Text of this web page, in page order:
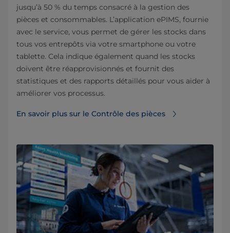
jusqu’à 50 % du temps consacré à la gestion des
pièces et consommables. L’application ePIMS, fournie
avec le service, vous permet de gérer les stocks dans
tous vos entrepôts via votre smartphone ou votre
tablette. Cela indique également quand les stocks
doivent être réapprovisionnés et fournit des
statistiques et des rapports détaillés pour vous aider à
améliorer vos processus.
En savoir plus sur le Contrôle des pièces